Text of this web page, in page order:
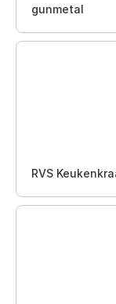
gunmetal
RVS